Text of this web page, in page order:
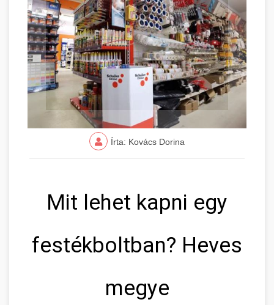
Írta: Kovács Dorina
Mit lehet kapni egy
festékboltban? Heves
megye